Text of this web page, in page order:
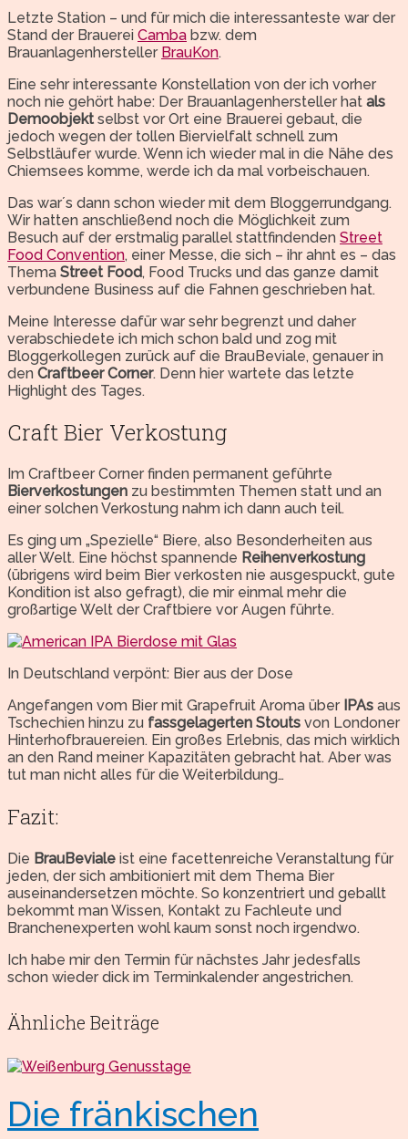
Letzte Station – und für mich die interessanteste war der
Stand der Brauerei Camba bzw. dem
Brauanlagenhersteller BrauKon.
Eine sehr interessante Konstellation von der ich vorher
noch nie gehört habe: Der Brauanlagenhersteller hat als
Demoobjektselbst vor Ort eine Brauerei gebaut, die
jedoch wegen der tollen Biervielfalt schnell zum
Selbstläufer wurde. Wenn ich wieder mal in die Nähe des
Chiemsees komme, werde ich da mal vorbeischauen.
Das war´s dann schon wieder mit dem Bloggerrundgang.
Wir hatten anschließend noch die Möglichkeit zum
Besuch auf der erstmalig parallel stattfindenden Street
Food Convention, einer Messe, die sich – ihr ahnt es – das
Thema Street Food, Food Trucks und das ganze damit
verbundene Business auf die Fahnen geschrieben hat.
Meine Interesse dafür war sehr begrenzt und daher
verabschiedete ich mich schon bald und zog mit
Bloggerkollegen zurück auf die BrauBeviale, genauer in
den Craftbeer Corner. Denn hier wartete das letzte
Highlight des Tages.
Craft Bier Verkostung
Im Craftbeer Corner finden permanent geführte
Bierverkostungen zu bestimmten Themen statt und an
einer solchen Verkostung nahm ich dann auch teil.
Es ging um „Spezielle“ Biere, also Besonderheiten aus
aller Welt. Eine höchst spannende Reihenverkostung
(übrigens wird beim Bier verkosten nie ausgespuckt, gute
Kondition ist also gefragt), die mir einmal mehr die
großartige Welt der Craftbiere vor Augen führte.
In Deutschland verpönt: Bier aus der Dose
Angefangen vom Bier mit Grapefruit Aroma über IPAs aus
Tschechien hinzu zu fassgelagerten Stouts von Londoner
Hinterhofbrauereien. Ein großes Erlebnis, das mich wirklich
an den Rand meiner Kapazitäten gebracht hat. Aber was
tut man nicht alles für die Weiterbildung…
Fazit:
Die BrauBeviale ist eine facettenreiche Veranstaltung für
jeden, der sich ambitioniert mit dem Thema Bier
auseinandersetzen möchte. So konzentriert und geballt
bekommt man Wissen, Kontakt zu Fachleute und
Branchenexperten wohl kaum sonst noch irgendwo.
Ich habe mir den Termin für nächstes Jahr jedesfalls
schon wieder dick im Terminkalender angestrichen.
Ähnliche Beiträge
Die fränkischen